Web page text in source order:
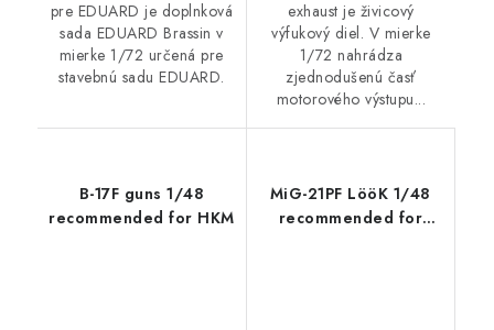
pre EDUARD je doplnková
sada EDUARD Brassin v
mierke 1/72 určená pre
stavebnú sadu EDUARD.
exhaust je živicový
výfukový diel. V mierke
1/72 nahrádza
zjednodušenú časť
motorového výstupu...
B-17F guns 1/48
recommended for HKM
MiG-21PF LööK 1/48
recommended for